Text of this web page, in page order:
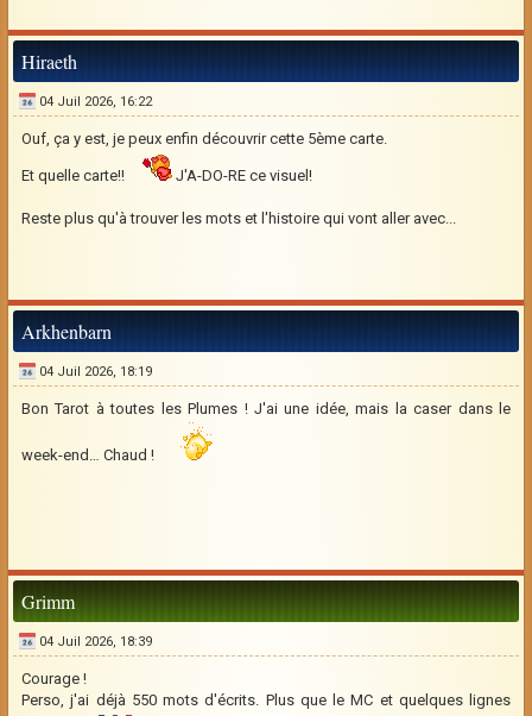
Hiraeth
04 Juil 2026, 16:22
Ouf, ça y est, je peux enfin découvrir cette 5ème carte.
Et quelle carte!! J'A-DO-RE ce visuel!
Reste plus qu'à trouver les mots et l'histoire qui vont aller avec...
Arkhenbarn
04 Juil 2026, 18:19
Bon Tarot à toutes les Plumes ! J'ai une idée, mais la caser dans le
week-end… Chaud !
Grimm
04 Juil 2026, 18:39
Courage !
Perso, j'ai déjà 550 mots d'écrits. Plus que le MC et quelques lignes